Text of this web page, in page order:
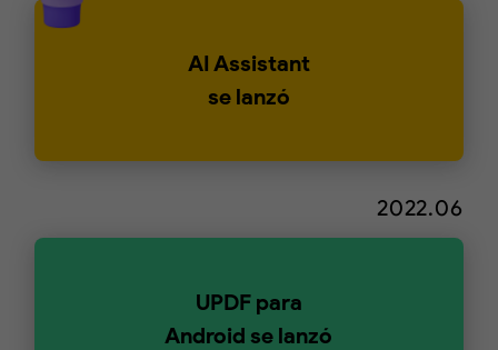
AI Assistant
se lanzó
2022.06
UPDF para
Android se lanzó